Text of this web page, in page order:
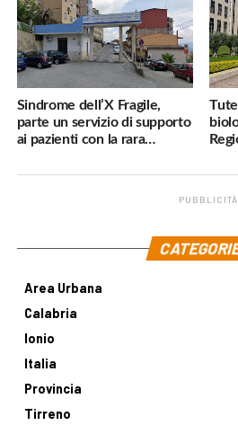
Sindrome dell’X Fragile,
parte un servizio di supporto
ai pazienti con la rara
PUBBLICITÀ
Area Urbana
Calabria
Ionio
Italia
Provincia
Tirreno